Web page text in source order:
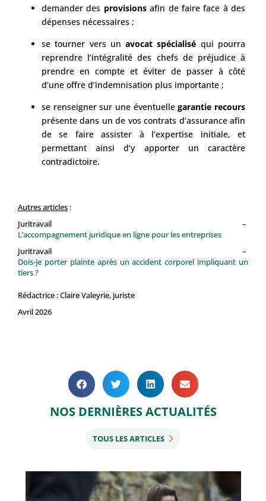
demander des provisionsafin de faire face à des
dépenses nécessaires ;
se tourner vers un avocat spécialisé qui pourra
reprendre l’intégralité des chefs de préjudice à
prendre en compte et éviter de passer à côté
d’une offre d’indemnisation plus importante ;
se renseigner sur une éventuellegarantie recours
présente dans un de vos contrats d’assurance afin
de se faire assister à l’expertise initiale, et
permettant ainsi d’y apporter un caractère
contradictoire.
Autres articles :
Juritravail –
L’accompagnement juridique en ligne pour les entreprises
Juritravail –
Dois-je porter plainte après un accident corporel impliquant un
tiers ?
Rédactrice : Claire Valeyrie, juriste
Avril 2026
NOS DERNIÈRES ACTUALITÉS
TOUS LES ARTICLES